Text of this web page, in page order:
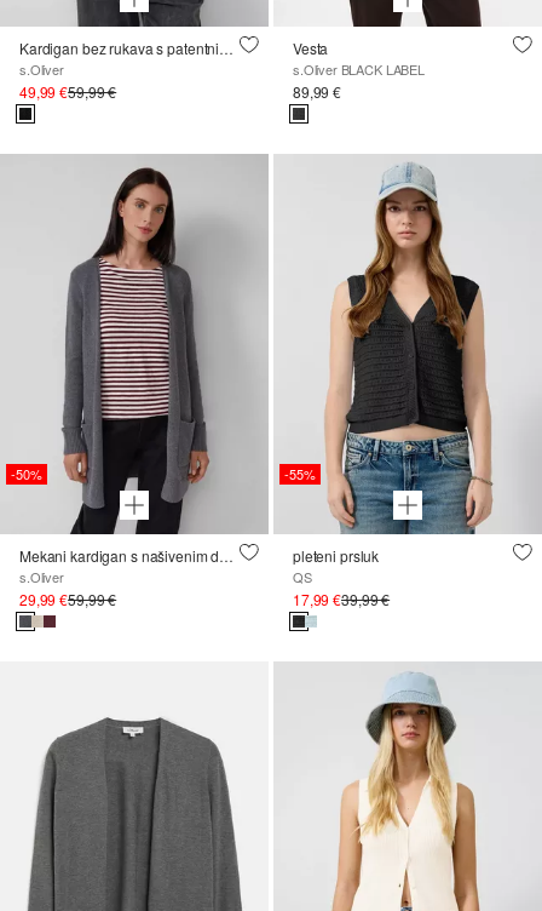
Kardigan bez rukava s patentnim zatvaračem i mekanom podstavom
s.Oliver
49,99 €59,99 €
Vesta
s.Oliver BLACK LABEL
89,99 €
-50%
Mekani kardigan s našivenim džepovima
s.Oliver
29,99 €59,99 €
-55%
pleteni prsluk
QS
17,99 €39,99 €